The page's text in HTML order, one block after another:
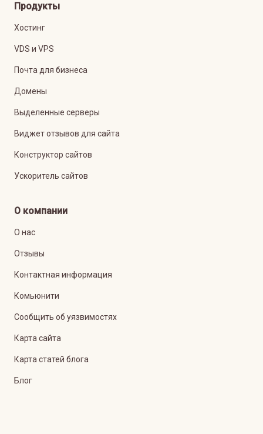
Продукты
Хостинг
VDS и VPS
Почта для бизнеса
Домены
Выделенные серверы
Виджет отзывов для сайта
Конструктор сайтов
Ускоритель сайтов
О компании
О нас
Отзывы
Контактная информация
Комьюнити
Сообщить об уязвимостях
Карта сайта
Карта статей блога
Блог